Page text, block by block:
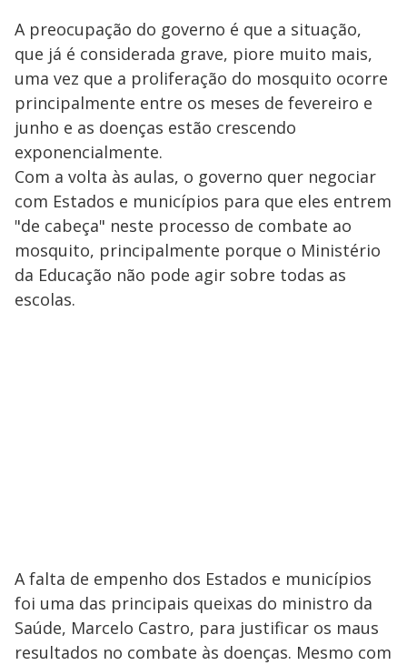
A preocupação do governo é que a situação,
que já é considerada grave, piore muito mais,
uma vez que a proliferação do mosquito ocorre
principalmente entre os meses de fevereiro e
junho e as doenças estão crescendo
exponencialmente.
Com a volta às aulas, o governo quer negociar
com Estados e municípios para que eles entrem
"de cabeça" neste processo de combate ao
mosquito, principalmente porque o Ministério
da Educação não pode agir sobre todas as
escolas.
A falta de empenho dos Estados e municípios
foi uma das principais queixas do ministro da
Saúde, Marcelo Castro, para justificar os maus
resultados no combate às doenças. Mesmo com